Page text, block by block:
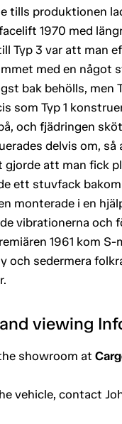
tills produktionen
1970 med
Typ 3 var att man
med en något
bak behölls, men
som Typ 1
och fjädringen
delvis om,
gjorde att man fick
ett stuvfack
monterade i en
vibrationerna och
1961 kom
och sedermera
viewing
showroom at
vehicle, contact